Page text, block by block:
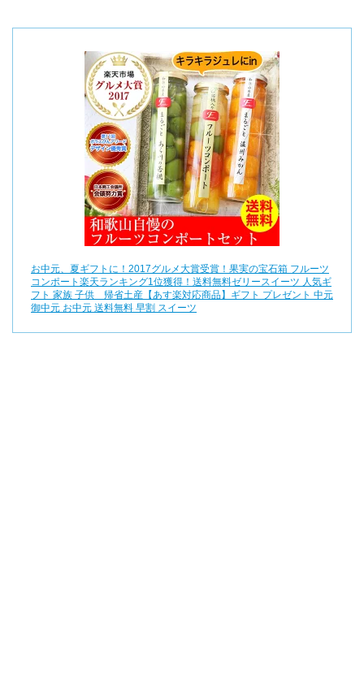
お中元、夏ギフトに！2017グルメ大賞受賞！果実の宝石箱 フルーツ
コンポート楽天ランキング1位獲得！送料無料ゼリースイーツ 人気ギ
フト 家族 子供 帰省土産【あす楽対応商品】ギフト プレゼント 中元
御中元 お中元 送料無料 早割 スイーツ